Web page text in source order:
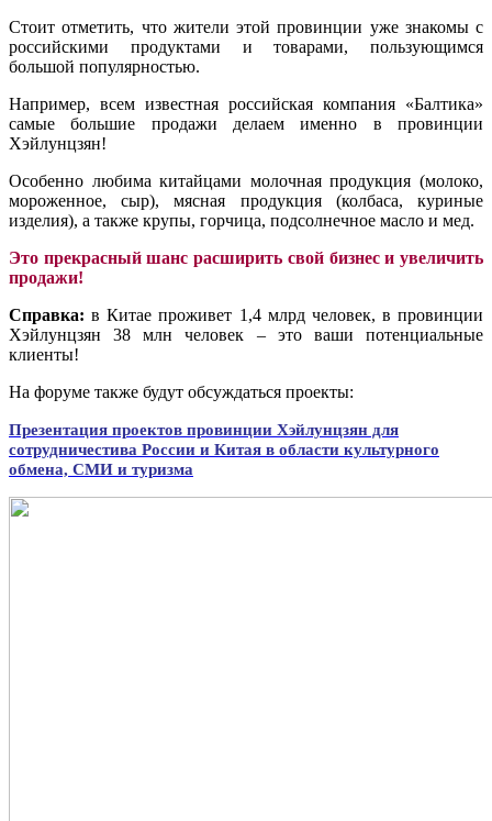
Стоит отметить, что жители этой провинции уже знакомы с
российскими продуктами и товарами, пользующимся
большой популярностью.
Например, всем известная российская компания «Балтика»
самые большие продажи делаем именно в провинции
Хэйлунцзян!
Особенно любима китайцами молочная продукция (молоко,
мороженное, сыр), мясная продукция (колбаса, куриные
изделия), а также крупы, горчица, подсолнечное масло и мед.
Это прекрасный шанс расширить свой бизнес и увеличить
продажи!
Справка: в Китае проживет 1,4 млрд человек, в провинции
Хэйлунцзян 38 млн человек – это ваши потенциальные
клиенты!
На форуме также будут обсуждаться проекты:
Презентация проектов провинции Хэйлунцзян для
сотрудничестива России и Китая в области культурного
обмена, СМИ и туризма